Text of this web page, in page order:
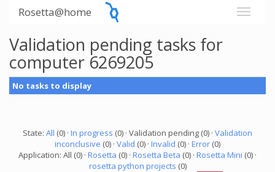
Rosetta@home
Validation pending tasks for
computer 6269205
No tasks to display
State: All (0) · In progress (0) · Validation pending (0) · Validation
inconclusive (0) · Valid (0) · Invalid (0) · Error (0)
Application: All (0) · Rosetta (0) · Rosetta Beta (0) · Rosetta Mini (0) ·
rosetta python projects (0)